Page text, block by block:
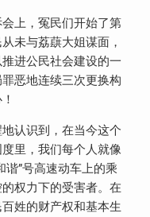
上，冤民们开始了第
未与荔蕻大姐谋面，
进公民社会建设的一
恶地连续三次更换构
认识到，在当今这个
里，我们每个人就像
谐”号高速动车上的乘
权力下的受害者。在
姓的财产权和基本生